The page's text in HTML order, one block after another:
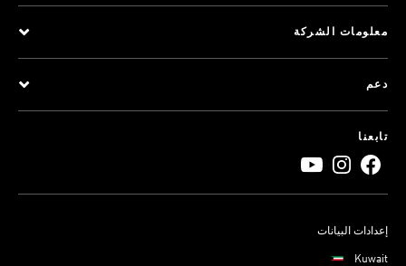
معلومات الشركة
دعم
تابعنا
إعدادات البيانات
Kuwait